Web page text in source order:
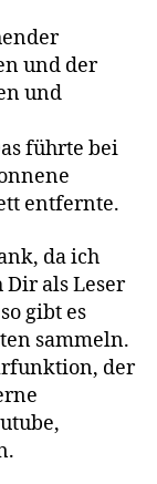
und der
und
führte bei
entfernte.
da ich
Dir als Leser
gibt es
sammeln.
der